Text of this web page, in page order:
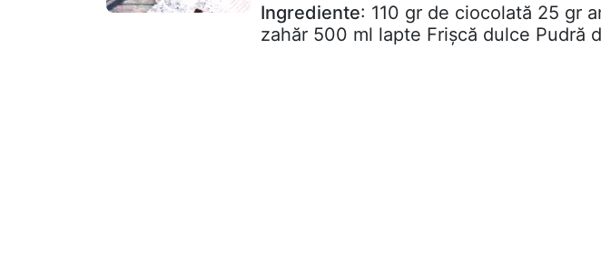
Ingrediente: 110 gr de ciocolată 25 gr
zahăr 500 ml lapte Frișcă dulce Pudră